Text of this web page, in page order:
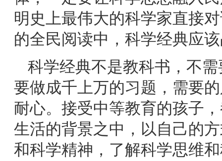
明史上最伟大的科学家直接
的全民阅读中，科学经典应
科学经典不是教科书，不
要做成千上万的习题，需要
耐心。接受中等教育的孩子
生活的背景之中，以自己的
和科学精神，了解科学思维